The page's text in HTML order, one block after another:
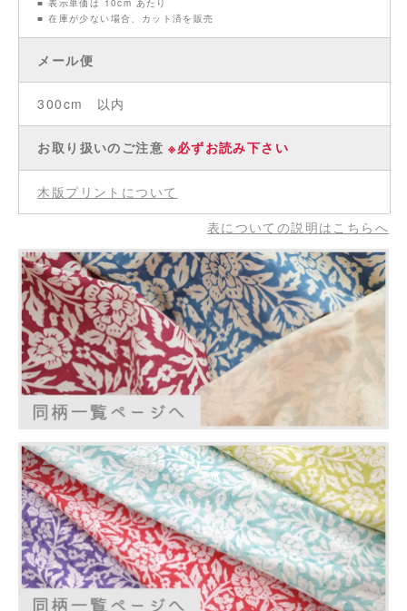
■ 表示単価は 10cm あたり
■ 在庫が少ない場合、カット済を販売
メール便
300cm 以内
お取り扱いのご注意※必ずお読み下さい
木版プリントについて
表についての説明はこちらへ